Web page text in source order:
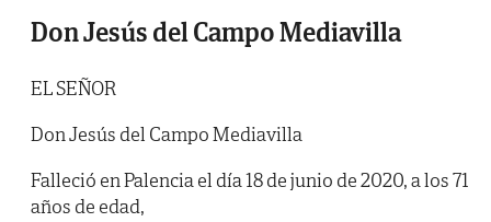
Don Jesús del Campo Mediavilla
EL SEÑOR
Don Jesús del Campo Mediavilla
Falleció en Palencia el día 18 de junio de 2020, a los 71
años de edad,